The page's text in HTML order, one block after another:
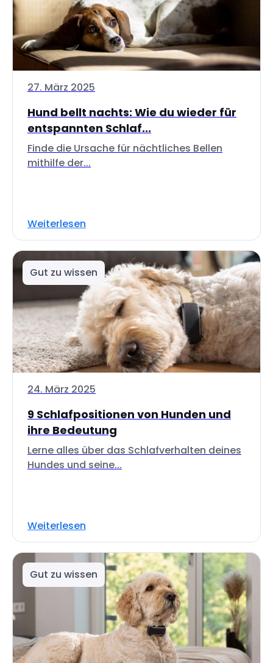
27. März 2025
Hund bellt nachts: Wie du wieder für
entspannten Schlaf...
Finde die Ursache für nächtliches Bellen
mithilfe der...
Weiterlesen
Gut zu wissen
24. März 2025
9 Schlafpositionen von Hunden und
ihre Bedeutung
Lerne alles über das Schlafverhalten deines
Hundes und seine...
Weiterlesen
Gut zu wissen